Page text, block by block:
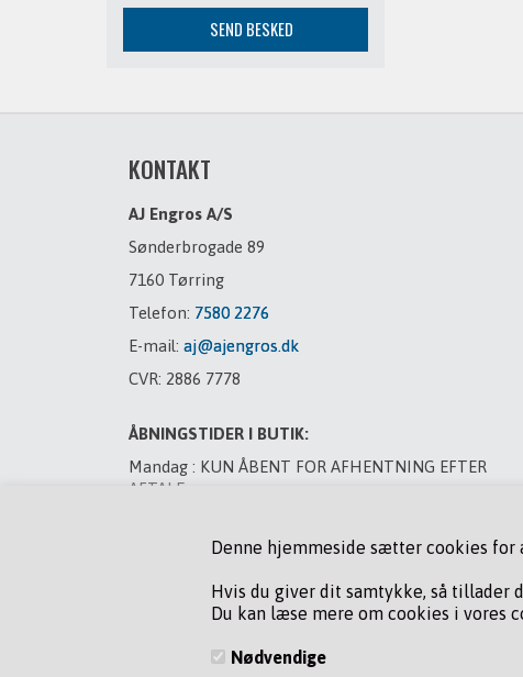
Denne hjemmeside sætter cookies
Hvis du giver dit samtykke, så tillader
Du kan læse mere om cookies i vores
Nødvendige
KONTAKT
AJ Engros A/S
Sønderbrogade 89
7160 Tørring
Telefon: 7580 2276
E-mail:aj@ajengros.dk
CVR: 2886 7778
ÅBNINGSTIDER I BUTIK:
Mandag : KUN ÅBENT FOR AFHENTNING EFTER
AFTALE
Onsdag : LUKKET
Torsdag : LUKKET
Fredag : LUKKET
Lørdag : LUKKET